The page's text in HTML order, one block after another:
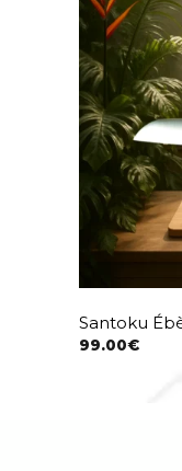
Santoku
99.00€